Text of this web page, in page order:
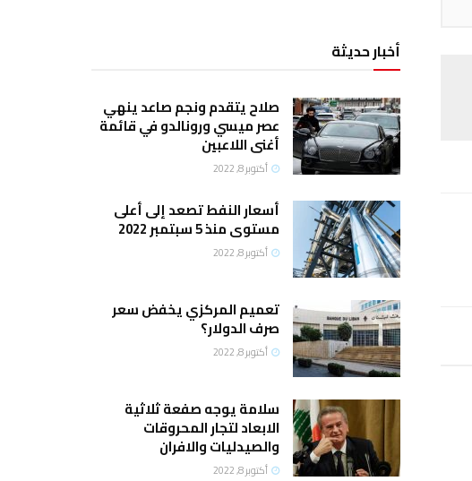
أخبار حديثة
صلاح يتقدم ونجم صاعد ينهي
عصر ميسي ورونالدو في قائمة
أغنى اللاعبين
أكتوبر 8, 2022
أسعار النفط تصعد إلى أعلى
مستوى منذ 5 سبتمبر 2022
أكتوبر 8, 2022
تعميم المركزي يخفض سعر
صرف الدولار؟
أكتوبر 8, 2022
سلامة يوجه صفعة ثلاثية
الابعاد لتجار المحروقات
والصيدليات والافران
أكتوبر 8, 2022